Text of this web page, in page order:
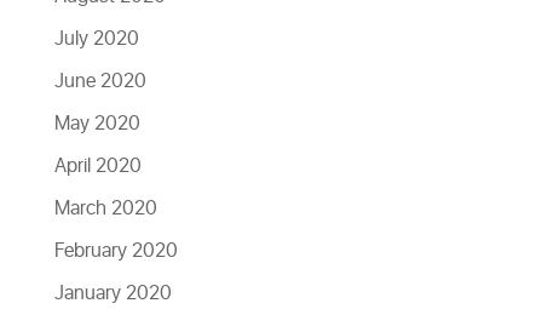
July 2020
June 2020
May 2020
April 2020
March 2020
February 2020
January 2020